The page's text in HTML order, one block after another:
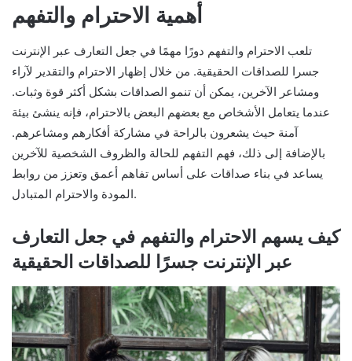
أهمية الاحترام والتفهم
تلعب الاحترام والتفهم دورًا مهمًا في جعل التعارف عبر الإنترنت
جسرا للصداقات الحقيقية. من خلال إظهار الاحترام والتقدير لآراء
ومشاعر الآخرين، يمكن أن تنمو الصداقات بشكل أكثر قوة وثبات.
عندما يتعامل الأشخاص مع بعضهم البعض بالاحترام، فإنه ينشئ بيئة
آمنة حيث يشعرون بالراحة في مشاركة أفكارهم ومشاعرهم.
بالإضافة إلى ذلك، فهم التفهم للحالة والظروف الشخصية للآخرين
يساعد في بناء صداقات على أساس تفاهم أعمق وتعزز من روابط
المودة والاحترام المتبادل.
كيف يسهم الاحترام والتفهم في جعل التعارف
عبر الإنترنت جسرًا للصداقات الحقيقية